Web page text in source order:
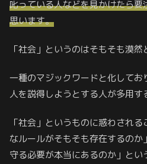
叱っている人などを見かけたら
思います。
「社会」というのはそもそも漠然
一種のマジックワードと化して
人を説得しようとする人が多用す
「社会」というものに惑わされ
なルールがそもそも存在するのか
守る必要が本当にあるのか」とい